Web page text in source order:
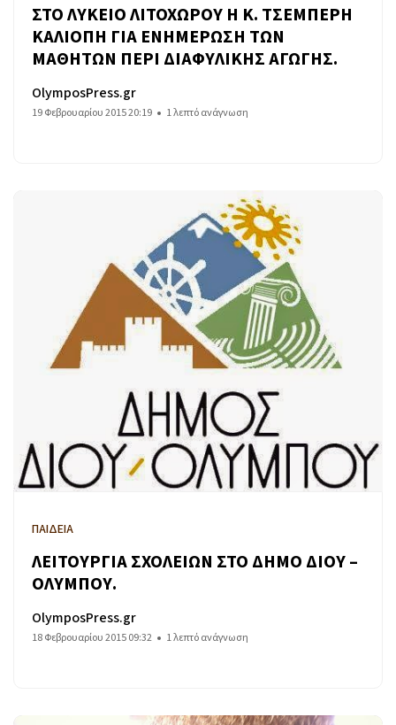
ΣΤΟ ΛΥΚΕΙΟ ΛΙΤΟΧΩΡΟΥ Η Κ. ΤΣΕΜΠΕΡΗ
ΚΑΛΙΟΠΗ ΓΙΑ ΕΝΗΜΕΡΩΣΗ ΤΩΝ
ΜΑΘΗΤΩΝ ΠΕΡΙ ΔΙΑΦΥΛΙΚΗΣ ΑΓΩΓΗΣ.
OlymposPress.gr
19 Φεβρουαρίου 2015 20:19 1 λεπτό ανάγνωση
ΠΑΙΔΕΙΑ
ΛΕΙΤΟΥΡΓΙΑ ΣΧΟΛΕΙΩΝ ΣΤΟ ΔΗΜΟ ΔΙΟΥ –
ΟΛΥΜΠΟΥ.
OlymposPress.gr
18 Φεβρουαρίου 2015 09:32 1 λεπτό ανάγνωση